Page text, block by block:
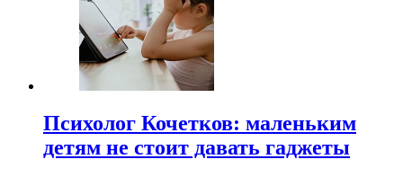
Психолог Кочетков: маленьким
детям не стоит давать гаджеты